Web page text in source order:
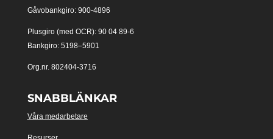
Gåvobankgiro: 900-4896
Plusgiro (med OCR): 90 04 89-6
Bankgiro: 5198–5901
Org.nr. 802404-3716
SNABBLÄNKAR
Våra medarbetare